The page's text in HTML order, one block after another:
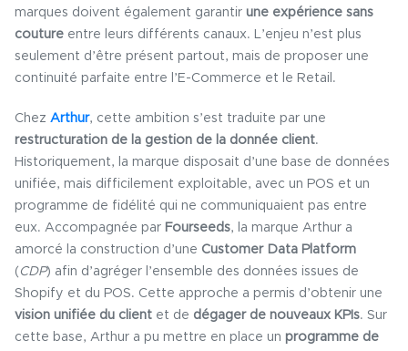
marques doivent également garantir une expérience sans
couture entre leurs différents canaux. L’enjeu n’est plus
seulement d’être présent partout, mais de proposer une
continuité parfaite entre l’E-Commerce et le Retail.
Chez Arthur, cette ambition s’est traduite par une
restructuration de la gestion de la donnée client.
Historiquement, la marque disposait d’une base de données
unifiée, mais difficilement exploitable, avec un POS et un
programme de fidélité qui ne communiquaient pas entre
eux. Accompagnée par Fourseeds, la marque Arthur a
amorcé la construction d’une Customer Data Platform
( CDP) afin d’agréger l’ensemble des données issues de
Shopify et du POS. Cette approche a permis d’obtenir une
vision unifiée du client et de dégager de nouveaux KPIs. Sur
cette base, Arthur a pu mettre en place un programme de